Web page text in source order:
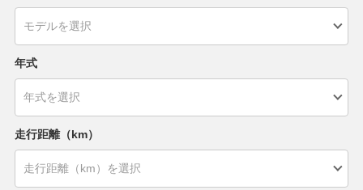
年式
走行距離（km）